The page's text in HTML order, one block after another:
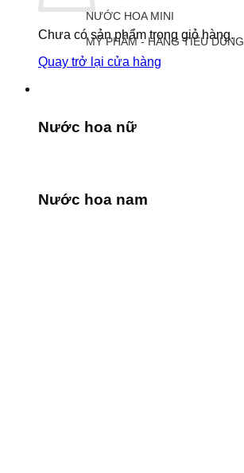
Chưa có sản phẩm trong giỏ hàng.
Quay trở lại cửa hàng
NƯỚC HOA MINI
MỸ PHẨM - HÀNG TIÊU DÙNG
Nước hoa nữ
Nước hoa nam